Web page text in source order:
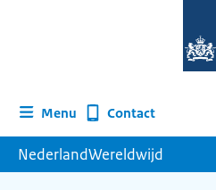
homepage
Menu Contact
NederlandWereldwijd